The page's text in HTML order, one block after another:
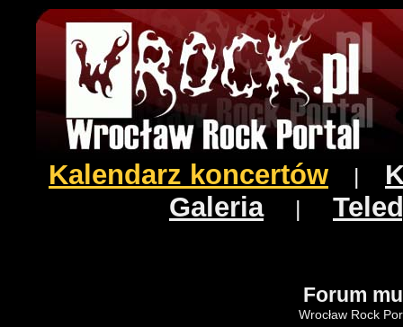
Kalendarz koncertów
Galeria|
Forum
Wrocław Rock